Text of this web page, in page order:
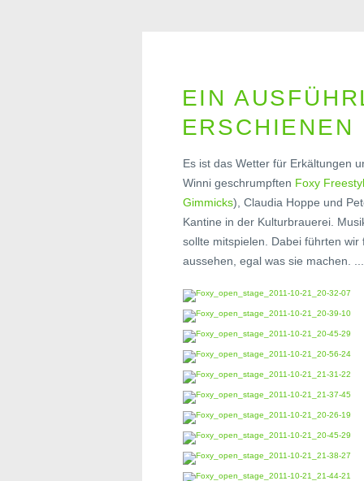
EIN
Es ist das Wetter für Erkältungen
Winni geschrumpften Foxy
Gimmicks), Claudia Hoppe und
Kantine in der Kulturbrauerei.
sollte mitspielen. Dabei führten
aussehen, egal was sie machen.